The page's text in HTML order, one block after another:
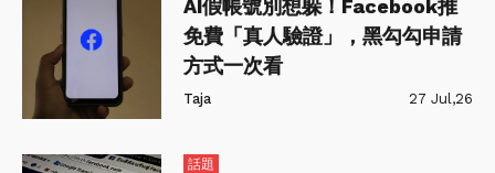
AI假帳號別想躲！Facebook推
免費「真人驗證」，黑勾勾申請
方式一次看
Taja 27 Jul,26
話題